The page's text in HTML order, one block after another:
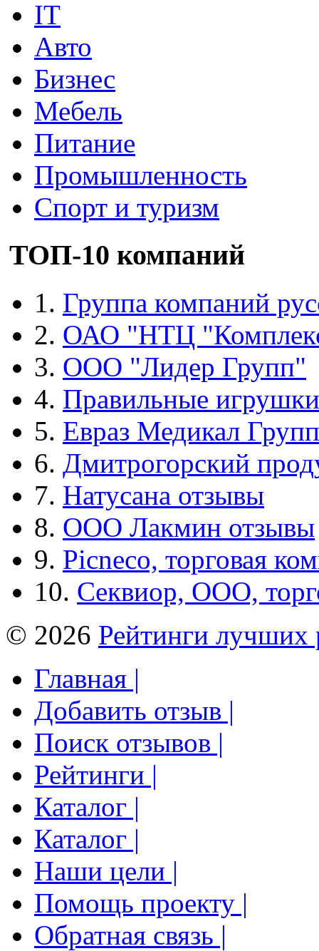
IT
Авто
Бизнес
Мебель
Питание
Промышленность
Спорт и туризм
ТОП-10 компаний
1. Группа компаний
2. ОАО "НТЦ
3. ООО "Лидер Групп"
4. Правильные игрушки
5. Евраз Медикал Групп
6. Дмитрогорский
7. Натусана отзывы
8. ООО Лакмин отзывы
9. Picneco, торговая
10. Секвиор, ООО,
© 2026 Рейтинги лучших
Главная |
Добавить отзыв |
Поиск отзывов |
Рейтинги |
Каталог |
Каталог |
Наши цели |
Помощь проекту |
Обратная связь |